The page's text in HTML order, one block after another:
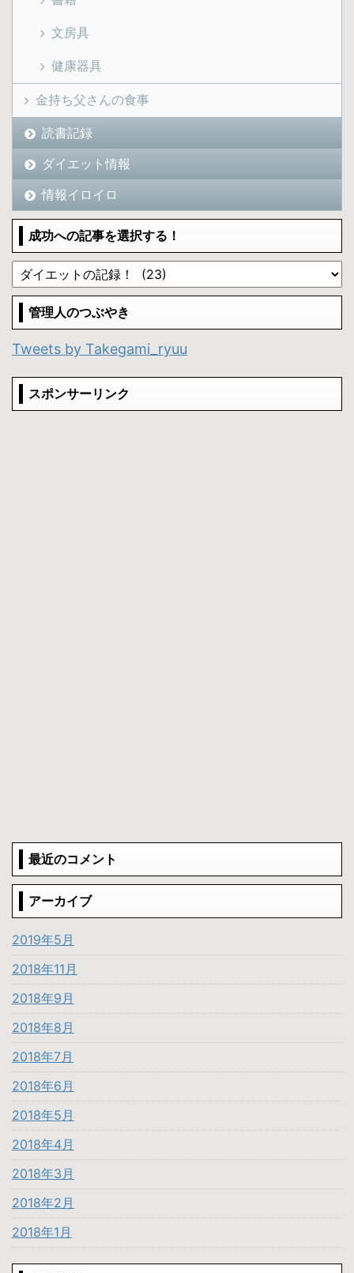
文房具
健康器具
金持ち父さんの食事
読書記録
ダイエット情報
情報イロイロ
成功への記事を選択する！
管理人のつぶやき
Tweets by Takegami_ryuu
スポンサーリンク
最近のコメント
アーカイブ
2019年5月
2018年11月
2018年9月
2018年8月
2018年7月
2018年6月
2018年5月
2018年4月
2018年3月
2018年2月
2018年1月